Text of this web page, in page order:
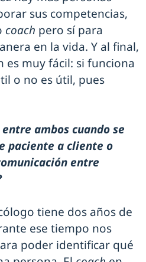
sus competencias,
coach pero sí para
en la vida. Y al final,
es muy fácil: si funciona
o no es útil, pues
ambos cuando se
paciente a cliente o
entre
tiene dos años de
ese tiempo nos
poder identificar qué